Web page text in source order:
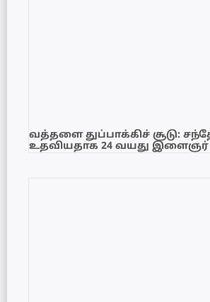
வத்தளை துப்பாக்கிச் சூடு:
உதவியதாக 24 வயது இளைஞர்